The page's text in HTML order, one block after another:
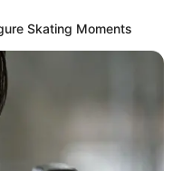
η ρωσική στρατηγική
θυμίζει το Κουρσκ- Μια...
Skating Moments